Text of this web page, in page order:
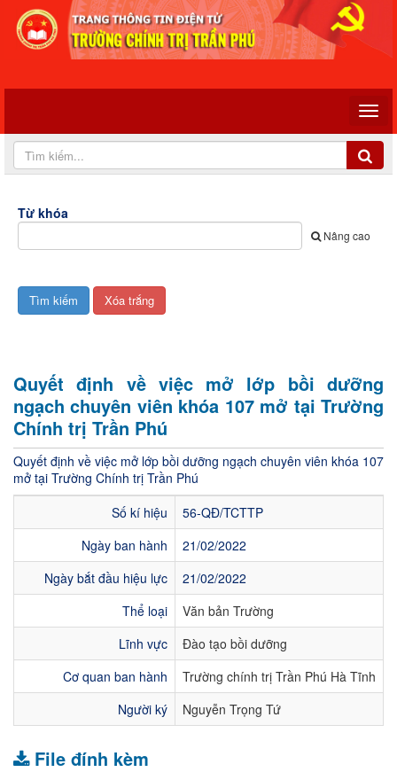
Từ khóa
Nâng cao
Quyết định về việc mở lớp bồi dưỡng
ngạch chuyên viên khóa 107 mở tại Trường
Chính trị Trần Phú
Quyết định về việc mở lớp bồi dưỡng ngạch chuyên viên khóa 107
mở tại Trường Chính trị Trần Phú
Số kí hiệu
56-QĐ/TCTTP
Ngày ban hành
21/02/2022
Ngày bắt đầu hiệu lực
21/02/2022
Thể loại
Văn bản Trường
Lĩnh vực
Đào tạo bồi dưỡng
Cơ quan ban hành
Trường chính trị Trần Phú Hà Tĩnh
Người ký
Nguyễn Trọng Tứ
File đính kèm